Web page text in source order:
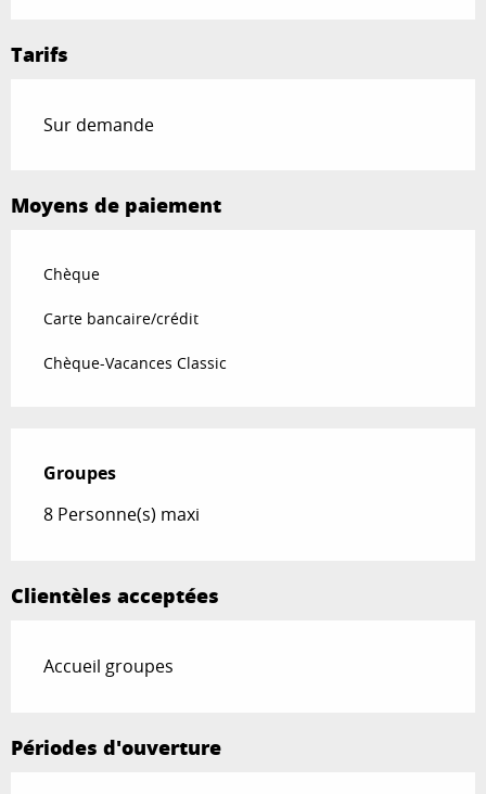
Tarifs
Sur demande
Moyens de paiement
Chèque
Carte bancaire/crédit
Chèque-Vacances Classic
Groupes
Groupes
8 Personne(s) maxi
Clientèles acceptées
Accueil groupes
Périodes d'ouverture